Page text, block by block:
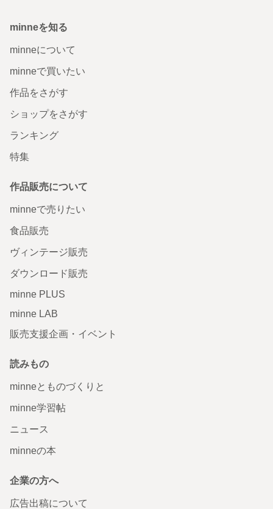
minneを知る
minneについて
minneで買いたい
作品をさがす
ショップをさがす
ランキング
特集
作品販売について
minneで売りたい
食品販売
ヴィンテージ販売
ダウンロード販売
minne PLUS
minne LAB
販売支援企画・イベント
読みもの
minneとものづくりと
minne学習帖
ニュース
minneの本
企業の方へ
広告出稿について